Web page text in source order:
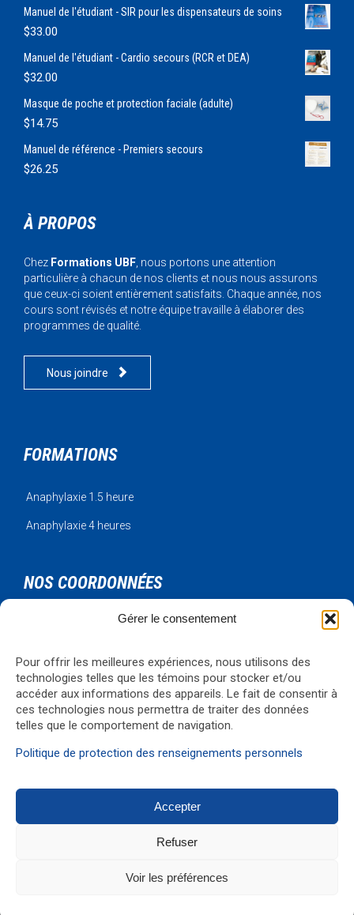
Gérer le consentement
Pour offrir les meilleures expériences, nous utilisons des
technologies telles que les témoins pour stocker et/ou
accéder aux informations des appareils. Le fait de consentir à
ces technologies nous permettra de traiter des données
telles que le comportement de navigation.
Politique de protection des renseignements personnels
Accepter
Refuser
Voir les préférences
Manuel de l'étudiant - SIR pour les dispensateurs de soins
$33.00
Manuel de l'étudiant - Cardio secours (RCR et DEA)
$32.00
Masque de poche et protection faciale (adulte)
$14.75
Manuel de référence - Premiers secours
$26.25
À PROPOS
Chez Formations UBF , nous portons une attention
particulière à chacun de nos clients et nous nous assurons
que ceux-ci soient entièrement satisfaits. Chaque année, nos
cours sont révisés et notre équipe travaille à élaborer des
programmes de qualité.
Nous joindre 
FORMATIONS
Anaphylaxie 1.5 heure
Anaphylaxie 4 heures
NOS COORDONNÉES
Urgence Bois-Francs Inc.
Téléphone: 819-330-4344
Courriel:formations@ubf.coop
Visualiser la carte →